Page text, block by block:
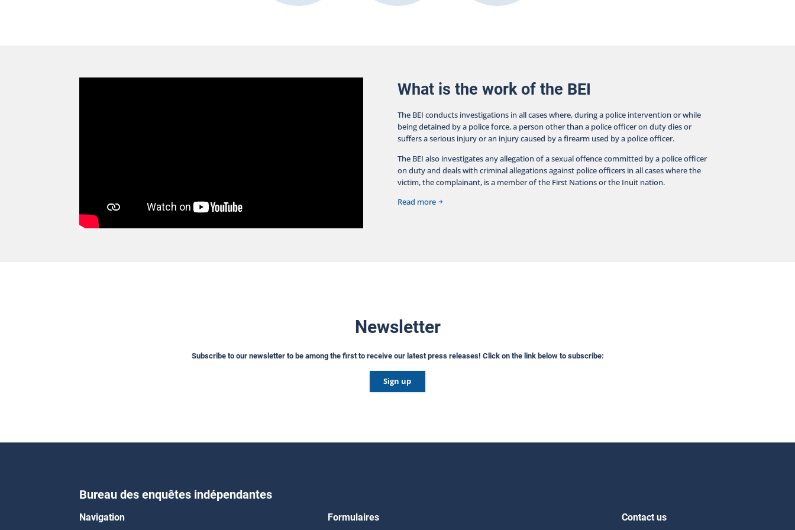
What is the work of the BEI
The BEI conducts investigations in all cases where, during a police intervention or while
being detained by a police force, a person other than a police officer on duty dies or
suffers a serious injury or an injury caused by a firearm used by a police officer.
The BEI also investigates any allegation of a sexual offence committed by a police officer
on duty and deals with criminal allegations against police officers in all cases where the
victim, the complainant, is a member of the First Nations or the Inuit nation.
Read more
Newsletter
Subscribe to our newsletter to be among the first to receive our latest press releases! Click on the link below to subscribe:
Sign up
Bureau des enquêtes indépendantes
Navigation Formulaires Contact us